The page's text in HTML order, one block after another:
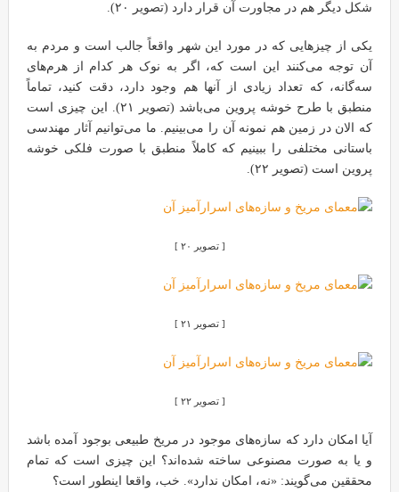
شکل دیگر هم در مجاورت آن قرار دارد (تصویر ۲۰).
یکی از چیزهایی که در مورد این شهر واقعاً جالب است و مردم به
آن توجه می‌کنند این است که، اگر به نوک هر کدام از هرم‌های
سه‌گانه، که تعداد زیادی از آنها هم وجود دارد، دقت کنید، تماماً
منطبق با طرح خوشه پروین می‌باشد (تصویر ۲۱). این چیزی است
که الان در زمین هم نمونه آن را می‌بینیم. ما می‌توانیم آثار مهندسی
باستانی مختلفی را ببینیم که کاملاً منطبق با صورت فلکی خوشه
پروین است (تصویر ۲۲).
[ تصویر ۲۰ ]
[ تصویر ۲۱ ]
[ تصویر ۲۲ ]
آیا امکان دارد که سازه‌های موجود در مریخ طبیعی بوجود آمده باشد
و یا به صورت مصنوعی ساخته شده‌اند؟ این چیزی است که تمام
محققین می‌گویند: «نه، امکان ندارد». خب، واقعا اینطور است؟